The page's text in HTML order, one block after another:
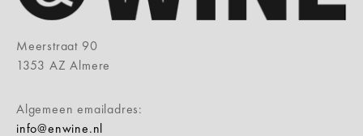
Meerstraat 90
1353 AZ Almere
Algemeen emailadres:
info@enwine.nl